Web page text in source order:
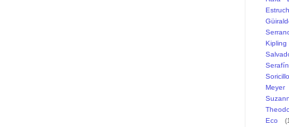
Estruch
Kipling
Soricillo
Meyer
Eco